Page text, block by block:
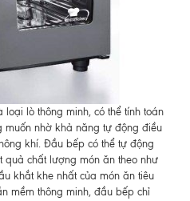
lò thông minh, có thể tính toán
muốn nhờ khả năng tự động điều
khí. Đầu bếp có thể tự động
quả chất lượng món ăn theo như
khắt khe nhất của món ăn tiêu
mềm thông minh, đầu bếp chỉ